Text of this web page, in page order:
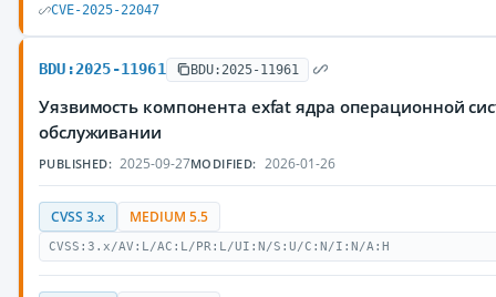
CVE-2025-22047
BDU:2025-11961 BDU:2025-11961
Уязвимость компонента exfat ядра операционной
обслуживании
PUBLISHED: 2025-09-27MODIFIED: 2026-01-26
CVSS 3.x MEDIUM 5.5
CVSS:3.x/AV:L/AC:L/PR:L/UI:N/S:U/C:N/I:N/A:H